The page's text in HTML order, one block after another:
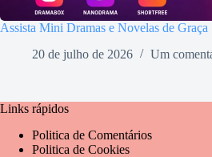
Assista Mini Dramas e Novelas de Graça
20 de julho de 2026
Um
Links rápidos
Politica de Comentários
Politica de Cookies